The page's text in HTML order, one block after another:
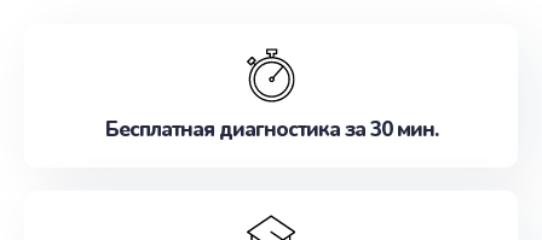
наилучшим образом. Не медлите записаться на
Бесплатная диагностика за 30 мин.